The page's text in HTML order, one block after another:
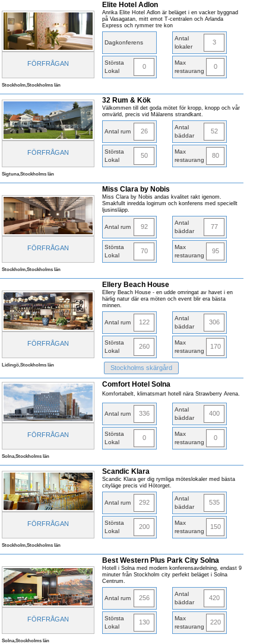
FÖRFRÅGAN
Elite Hotel Adlon
Anrika Elite Hotel Adlon är beläget i en vacker byggnad
på Vasagatan, mitt emot T-centralen och Arlanda
Express och rymmer tre kon
Dagkonferens
Antal
lokaler
3
Största
Lokal
0
Max
restaurang
0
Stockholm,Stockholms län
FÖRFRÅGAN
32 Rum & Kök
Välkommen till det goda mötet för kropp, knopp och vår
omvärld, precis vid Mälarens strandkant.
Antal rum 26
Antal
bäddar
52
Största
Lokal
50
Max
restaurang
80
Sigtuna,Stockholms län
FÖRFRÅGAN
Miss Clara by Nobis
Miss Clara by Nobis andas kvalitet rakt igenom.
Smakfullt inredda logirrum och konferens med speciellt
ljusinsläpp.
Antal rum 92
Antal
bäddar
77
Största
Lokal
70
Max
restaurang
95
Stockholm,Stockholms län
FÖRFRÅGAN
Ellery Beach House
Ellery Beach House - en udde omringat av havet i en
härlig natur där era möten och event blir era bästa
minnen.
Antal rum 122
Antal
bäddar
306
Största
Lokal
260
Max
restaurang
170
Lidingö,Stockholms län Stockholms skärgård
FÖRFRÅGAN
Comfort Hotel Solna
Komfortabelt, klimatsmart hotell nära Strawberry Arena.
Antal rum 336
Antal
bäddar
400
Största
Lokal
0
Max
restaurang
0
Solna,Stockholms län
FÖRFRÅGAN
Scandic Klara
Scandic Klara ger dig rymliga möteslokaler med bästa
cityläge precis vid Hötorget.
Antal rum 292
Antal
bäddar
535
Största
Lokal
200
Max
restaurang
150
Stockholm,Stockholms län
FÖRFRÅGAN
Best Western Plus Park City Solna
Hotell i Solna med modern konferensavdelning, endast 9
minuter från Stockholm city perfekt beläget i Solna
Centrum.
Antal rum 256
Antal
bäddar
420
Största
Lokal
130
Max
restaurang
220
Solna,Stockholms län